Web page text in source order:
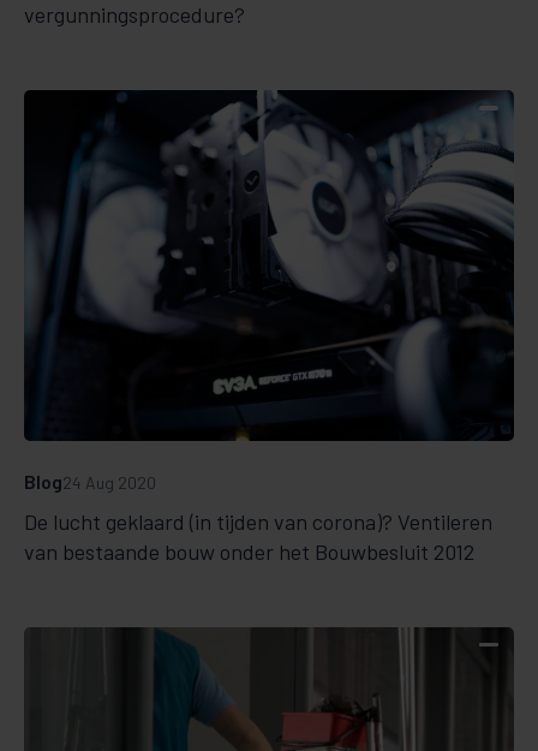
vergunningsprocedure?
De lucht geklaard (in tijden van corona)? Ventileren
van bestaande bouw onder het Bouwbesluit 2012
Blog24 Aug 2020